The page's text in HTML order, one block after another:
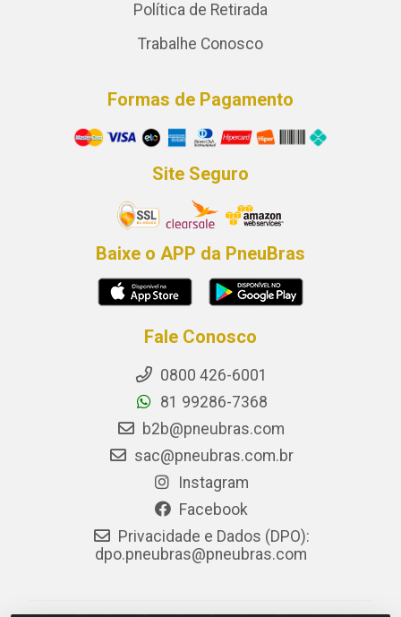
Política de Retirada
Trabalhe Conosco
Formas de Pagamento
Site Seguro
Baixe o APP da PneuBras
Fale Conosco
0800 426-6001
81 99286-7368
b2b@pneubras.com
sac@pneubras.com.br
Instagram
Facebook
Privacidade e Dados (DPO):
dpo.pneubras@pneubras.com